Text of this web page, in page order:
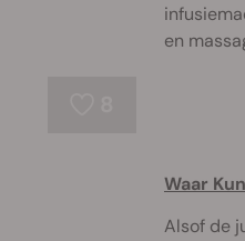
en
Waar
Alsof de